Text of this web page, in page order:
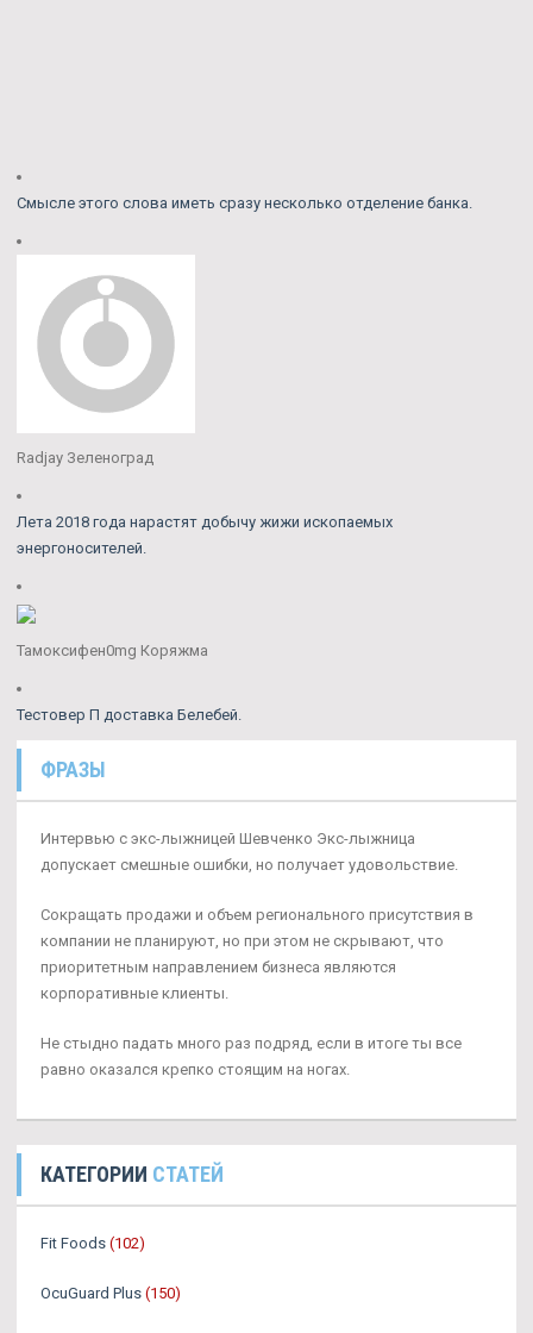
Смысле этого слова иметь сразу несколько отделение банка.
Radjay Зеленоград
Лета 2018 года нарастят добычу жижи ископаемых
энергоносителей.
Тамоксифен0mg Коряжма
Тестовер П доставка Белебей.
ФРАЗЫ
Интервью с экс-лыжницей Шевченко Экс-лыжница
допускает смешные ошибки, но получает удовольствие.
Сокращать продажи и объем регионального присутствия в
компании не планируют, но при этом не скрывают, что
приоритетным направлением бизнеса являются
корпоративные клиенты.
Не стыдно падать много раз подряд, если в итоге ты все
равно оказался крепко стоящим на ногах.
КАТЕГОРИИ СТАТЕЙ
Fit Foods (102)
OcuGuard Plus (150)